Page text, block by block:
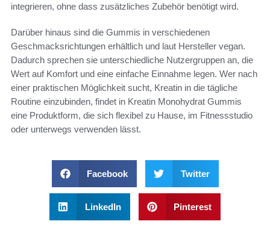
integrieren, ohne dass zusätzliches Zubehör benötigt wird.
Darüber hinaus sind die Gummis in verschiedenen
Geschmacksrichtungen erhältlich und laut Hersteller vegan.
Dadurch sprechen sie unterschiedliche Nutzergruppen an, die
Wert auf Komfort und eine einfache Einnahme legen. Wer nach
einer praktischen Möglichkeit sucht, Kreatin in die tägliche
Routine einzubinden, findet in Kreatin Monohydrat Gummis
eine Produktform, die sich flexibel zu Hause, im Fitnessstudio
oder unterwegs verwenden lässt.
Facebook Twitter
LinkedIn Pinterest